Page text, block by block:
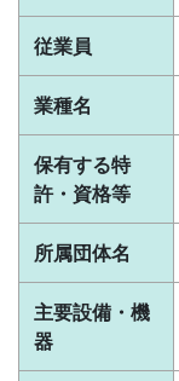
従業員
業種名
保有する特
許・資格等
所属団体名
主要設備・機
器